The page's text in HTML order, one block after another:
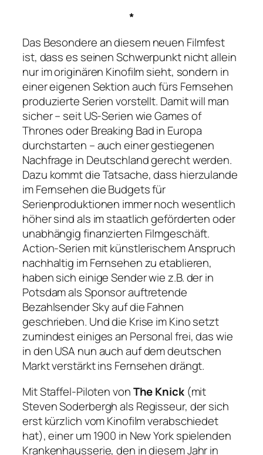
*
Das Besondere an diesem neuen Filmfest
ist, dass es seinen Schwerpunkt nicht allein
nur im originären Kinofilm sieht, sondern in
einer eigenen Sektion auch fürs Fernsehen
produzierte Serien vorstellt. Damit will man
sicher – seit US-Serien wieGames of
ThronesoderBreaking Badin Europa
durchstarten – auch einer gestiegenen
Nachfrage in Deutschland gerecht werden.
Dazu kommt die Tatsache, dass hierzulande
im Fernsehen die Budgets für
Serienproduktionen immer noch wesentlich
höher sind als im staatlich geförderten oder
unabhängig finanzierten Filmgeschäft.
Action-Serien mit künstlerischem Anspruch
nachhaltig im Fernsehen zu etablieren,
haben sich einige Sender wie z.B. der in
Potsdam als Sponsor auftretende
Bezahlsender Sky auf die Fahnen
geschrieben. Und die Krise im Kino setzt
zumindest einiges an Personal frei, das wie
in den USA nun auch auf dem deutschen
Markt verstärkt ins Fernsehen drängt.
Mit Staffel-Piloten vonThe Knick(mit
Steven Soderbergh als Regisseur, der sich
erst kürzlich vom Kinofilm verabschiedet
hat), einer um 1900 in New York spielenden
Krankenhausserie, den in diesem Jahr in